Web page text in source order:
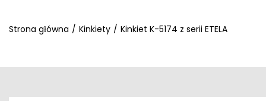
Strona główna / Kinkiety / Kinkiet K-5174 z serii ETELA